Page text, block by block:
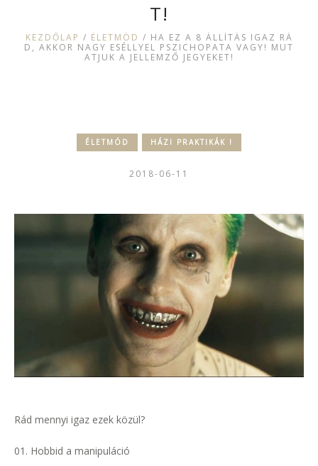
T!
KEZDŐLAP / ÉLETMÓD / HA EZ A 8 ÁLLÍTÁS IGAZ RÁ
D, AKKOR NAGY ESÉLLYEL PSZICHOPATA VAGY! MUT
ATJUK A JELLEMZŐ JEGYEKET!
ÉLETMÓD HÁZI PRAKTIKÁK !
2018-06-11
Rád mennyi igaz ezek közül?
Hobbid a manipuláció